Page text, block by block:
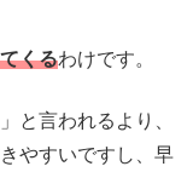
くるわけです。
と言われるより、
やすいですし、早